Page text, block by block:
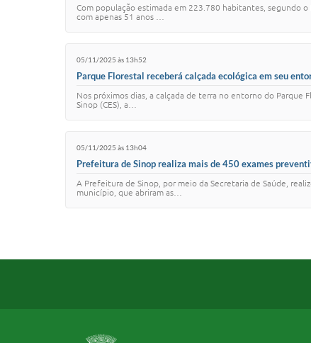
Com população estimada em 223.780 habitantes, segundo
com apenas 51 anos …
05/11/2025 às 13h52
Parque Florestal receberá calçada ecológica em seu
Nos próximos dias, a calçada de terra no entorno do Parque
Sinop (CES), a…
05/11/2025 às 13h04
Prefeitura de Sinop realiza mais de 450 exames
A Prefeitura de Sinop, por meio da Secretaria de Saúde,
município, que abriram as…